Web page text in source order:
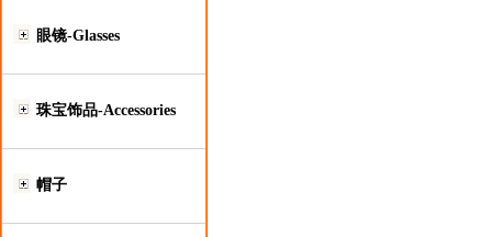
眼镜-Glasses
珠宝饰品-Accessories
帽子